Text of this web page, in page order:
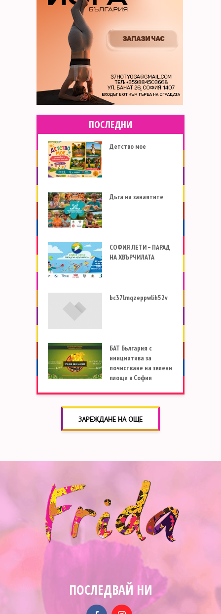
ПОСЛЕДНИ
Детство мое
Дъга на занаятите
СОФИЯ ЛЕТИ – ПАРАД
НА ХВЪРЧИЛАТА
bc37lmqzeppwlih52v
БАТ България с
инициатива за
почистване на зелени
площи в София
ЗАРЕЖДАНЕ НА ОЩЕ
ПОСЛЕДВАЙ НИ